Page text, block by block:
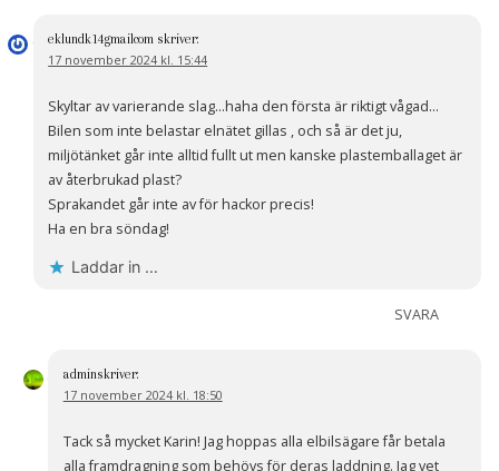
eklundk14gmailcom skriver:
17 november 2024 kl. 15:44
Skyltar av varierande slag…haha den första är riktigt vågad…
Bilen som inte belastar elnätet gillas , och så är det ju,
miljötänket går inte alltid fullt ut men kanske plastemballaget är
av återbrukad plast?
Sprakandet går inte av för hackor precis!
Ha en bra söndag!
Laddar in …
SVARA
adminskriver:
17 november 2024 kl. 18:50
Tack så mycket Karin! Jag hoppas alla elbilsägare får betala
alla framdragning som behövs för deras laddning. Jag vet